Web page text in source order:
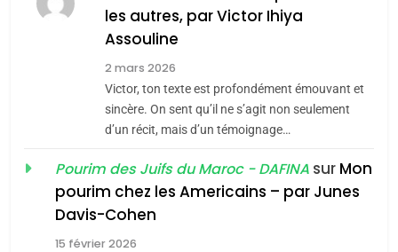
JUDAISME
Maroc : Les amandes de
Tafraout, le miel de Tadla
Azilal consacrés produits
du terroir
DAFINA MAROC
Oeil ravageur – Vanessa
De Loya Stauber
les autres, par Victor Ihiya
Assouline
2 mars 2026
Victor, ton texte est profondément émouvant et
sincère. On sent qu’il ne s’agit non seulement
d’un récit, mais d’un témoignage…
Pourim des Juifs du Maroc - DAFINA sur Mon
pourim chez les Americains – par Junes
Davis-Cohen
15 février 2026